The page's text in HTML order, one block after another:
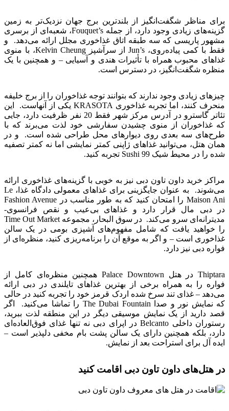
برای مناظر شگفت‌انگیز از بلندترین برج جهان نزدیک‌تر به زمین
گزینه‌های زیادی وجود دارد، از جمله Fouquet’s، شعبه‌ای از برسری
مشهور پاریسی که سه طبقه اتاق غذاخوری مجلل ارائه می‌دهد. و
فقط با کمی پیاده‌روی، Jun’s از سرآشپز Kelvin Cheung، با منوی
غذاهای محبوب همراه با تأثیرات هندی و آسیایی – و همچنین با یک
منظره شگفت‌انگیز، در دسترس است.
چیزهای زیادی وجود ندارند که بتوانند توجه غذاخوران را از برج خلیفه
منحرف کنند، اما تجربه غذاخوری KRASOTA یکی از آنهاست. این
تئاتر گاسترو در آدرس مرکز شهر فقط 20 نفر ظرفیت دارد، جایی
که غذاخوران از منوی چشیدن سفارشی خود لذت می‌برند که با
طرح‌های سه بعدی روی دیوارهای محل طراحی شده است. و در
همان هتل، می‌توانید غذاهای ژاپنی کمتر نمایشی اما نه کمتر تصفیه
شده را در محیط شیک 99 Sushi تجربه کنید.
مراکز خرید داون تاون دبی نیز به خوبی با گزینه‌های غذاخوری ارائه
می‌شوند. به عنوان جایگزینی برای غذاهای معمولی دادگاه غذا، Le
Maison Ani را امتحان کنید که به طور مناسب در Fashion Avenue
در دبی مال قرار دارد و غذاهای بی‌عیب و نقص فرانسوی-
مدیترانه‌ای سرو می‌کند. در سوق البحار، مجموعه Time Out Market
را خواهید یافت که شامل مفهوم‌های آشپزی بومی در یک سالن
غذاخوری است – و اگر به موقع آن را برنامه‌ریزی کنید، منظره‌ای از
فواره دبی نیز دارد.
Thiptara در هتل Palace Downtown همچنین منظره‌ای کامل از
فواره را به همراه برخی از بهترین غذاهای تایلندی در دبی ارائه
می‌دهد – غذای تند سرخ شده اردک قرمز خود را تجربه کنید در حالی
که نمایش نور و صدا The Dubai Fountain را تماشا می‌کنید. اگر
قصد دارید از یک نمایش موسیقی دیگر در این منطقه لذت ببرید،
رستوران داخلی Belcanto در اپرای دبی نه تنها غذای فوق‌العاده‌ای
دارد، بلکه همچنین دارای یک سالن پشت بام مخفی دلپذیر است –
ایده آل برای استراحت بعد از نمایش.
در هتل‌های داون تاون دبی اقامت کنید